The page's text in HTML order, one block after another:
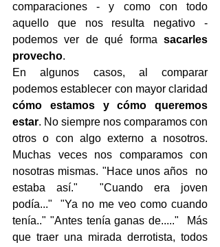
comparaciones - y como con todo
aquello que nos resulta negativo -
podemos ver de qué forma sacarles
provecho.
En algunos casos, al comparar
cómo estamos y cómo queremos
estar. No siempre nos comparamos con
otros o con algo externo a nosotros.
Muchas veces nos comparamos con
nosotras mismas. "Hace unos años  no
estaba así."  "Cuando era joven
podía..."  "Ya no me veo como cuando
tenía.." "Antes tenía ganas de....."  Más
que traer una mirada derrotista, todos